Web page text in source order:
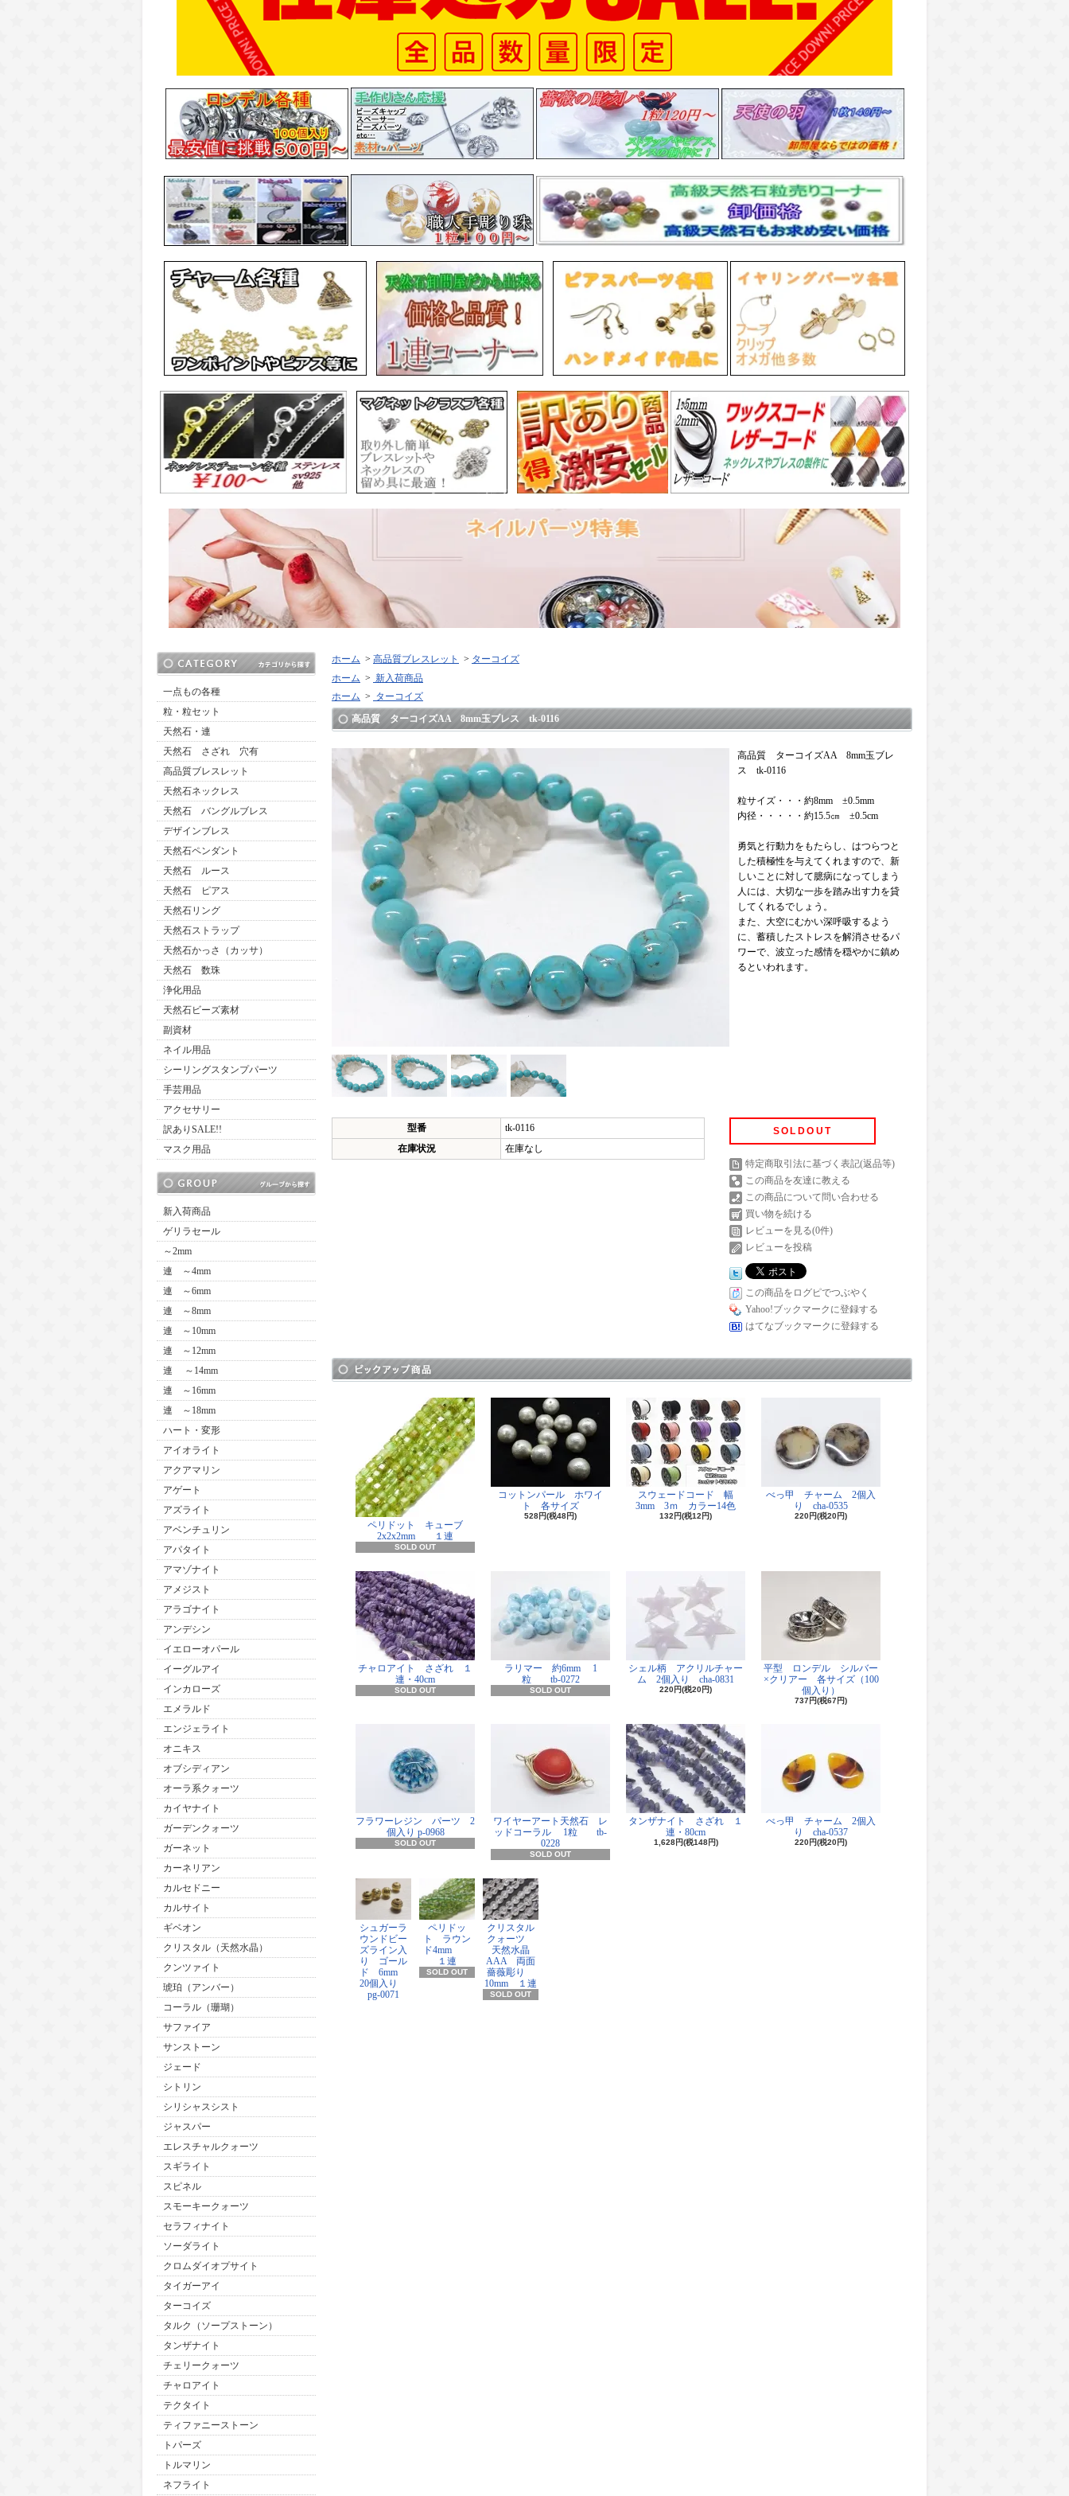
一点もの各種
粒・粒セット
天然石・連
天然石 さざれ 穴有
高品質ブレスレット
天然石ネックレス
天然石 バングルブレス
デザインブレス
天然石ペンダント
天然石 ルース
天然石 ピアス
天然石リング
天然石ストラップ
天然石かっさ（カッサ）
天然石 数珠
浄化用品
天然石ビーズ素材
副資材
ネイル用品
シーリングスタンプパーツ
手芸用品
アクセサリー
訳ありSALE!!
マスク用品
新入荷商品
ゲリラセール
～2mm
連 ～4mm
連 ～6mm
連 ～8mm
連 ～10mm
連 ～12mm
連 ～14mm
連 ～16mm
連 ～18mm
ハート・変形
アイオライト
アクアマリン
アゲート
アズライト
アベンチュリン
アパタイト
アマゾナイト
アメジスト
アラゴナイト
アンデシン
イエローオパール
イーグルアイ
インカローズ
エメラルド
エンジェライト
オニキス
オブシディアン
オーラ系クォーツ
カイヤナイト
ガーデンクォーツ
ガーネット
カーネリアン
カルセドニー
カルサイト
ギベオン
クリスタル（天然水晶）
クンツァイト
琥珀（アンバー）
コーラル（珊瑚）
サファイア
サンストーン
ジェード
シトリン
シリシャスシスト
ジャスパー
エレスチャルクォーツ
スギライト
スピネル
スモーキークォーツ
セラフィナイト
ソーダライト
クロムダイオプサイト
タイガーアイ
ターコイズ
タルク（ソープストーン）
タンザナイト
チェリークォーツ
チャロアイト
テクタイト
ティファニーストーン
トパーズ
トルマリン
ネフライト
ホーム > 高品質ブレスレット > ターコイズ
ホーム > 新入荷商品
ホーム > ターコイズ
高品質 ターコイズAA 8mm玉ブレス tk-0116
高品質 ターコイズAA 8mm玉ブレ
ス tk-0116
粒サイズ・・・約8mm ±0.5mm
内径・・・・・約15.5㎝ ±0.5cm
勇気と行動力をもたらし、はつらつと
した積極性を与えてくれますので、新
しいことに対して臆病になってしまう
人には、大切な一歩を踏み出す力を貸
してくれるでしょう。
また、大空にむかい深呼吸するよう
に、蓄積したストレスを解消させるパ
ワーで、波立った感情を穏やかに鎮め
るといわれます。
型番
tk-0116
在庫状況
在庫なし
SOLDOUT
特定商取引法に基づく表記(返品等)
この商品を友達に教える
この商品について問い合わせる
買い物を続ける
レビューを見る(0件)
レビューを投稿
この商品をログピでつぶやく
Yahoo!ブックマークに登録する
はてなブックマークに登録する
ペリドット キューブ
2x2x2mm １連
SOLD OUT
コットンパール ホワイ
ト 各サイズ
528円(税48円)
スウェードコード 幅
3mm 3ｍ カラー14色
132円(税12円)
べっ甲 チャーム 2個入
り cha-0535
220円(税20円)
チャロアイト さざれ １
連・40cm
SOLD OUT
ラリマー 約6mm 1
粒 tb-0272
SOLD OUT
シェル柄 アクリルチャー
ム 2個入り cha-0831
220円(税20円)
平型 ロンデル シルバー
×クリアー 各サイズ（100
個入り）
737円(税67円)
フラワーレジン パーツ 2
個入り p-0968
SOLD OUT
ワイヤーアート天然石 レ
ッドコーラル 1粒 tb-
0228
SOLD OUT
タンザナイト さざれ １
連・80cm
1,628円(税148円)
べっ甲 チャーム 2個入
り cha-0537
220円(税20円)
シュガーラ
ウンドビー
ズライン入
り ゴール
ド 6mm
20個入り
pg-0071
ペリドッ
ト ラウン
ド4mm
１連
SOLD OUT
クリスタル
クォーツ
天然水晶
AAA 両面
薔薇彫り
10mm １連
SOLD OUT